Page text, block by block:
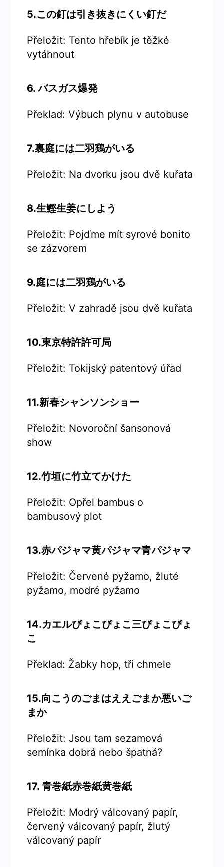
5.この釘は引き抜きにくい釘だ
Přeložit: Tento hřebík je těžké
vytáhnout
6. バスガス爆発
Překlad: Výbuch plynu v autobuse
7.裏庭には二羽鶏がいる
Přeložit: Na dvorku jsou dvě kuřata
8.生鰹生姜にしよう
Přeložit: Pojďme mít syrové bonito
se zázvorem
9.庭には二羽鶏がいる
Přeložit: V zahradě jsou dvě kuřata
10.東京特許許可局
Přeložit: Tokijský patentový úřad
11.新春シャンソンショー
Přeložit: Novoroční šansonová
show
12.竹垣に竹立てかけた
Přeložit: Opřel bambus o
bambusový plot
13.赤パジャマ黄パジャマ青パジャマ
Přeložit: Červené pyžamo, žluté
pyžamo, modré pyžamo
14.カエルぴょこぴょこ三ぴょこぴょ
こ
Překlad: Žabky hop, tři chmele
15.向こうのごまはええごまか悪いご
まか
Přeložit: Jsou tam sezamová
semínka dobrá nebo špatná?
17. 青巻紙赤巻紙黄巻紙
Přeložit: Modrý válcovaný papír,
červený válcovaný papír, žlutý
válcovaný papír